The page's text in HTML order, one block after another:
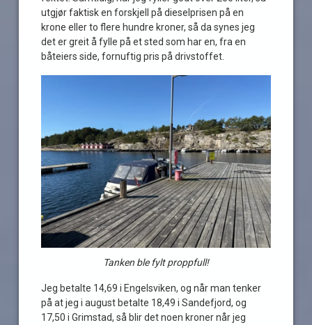
utgjør faktisk en forskjell på dieselprisen på en
krone eller to flere hundre kroner, så da synes jeg
det er greit å fylle på et sted som har en, fra en
båteiers side, fornuftig pris på drivstoffet.
Tanken ble fylt proppfull!
Jeg betalte 14,69 i Engelsviken, og når man tenker
på at jeg i august betalte 18,49 i Sandefjord, og
17,50 i Grimstad, så blir det noen kroner når jeg